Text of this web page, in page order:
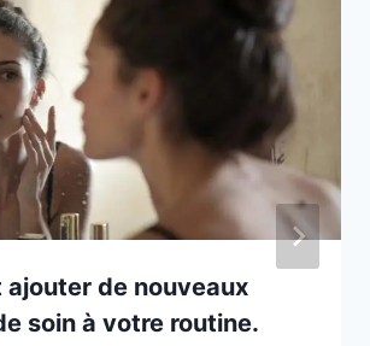
ajouter de nouveaux
soin à votre routine.